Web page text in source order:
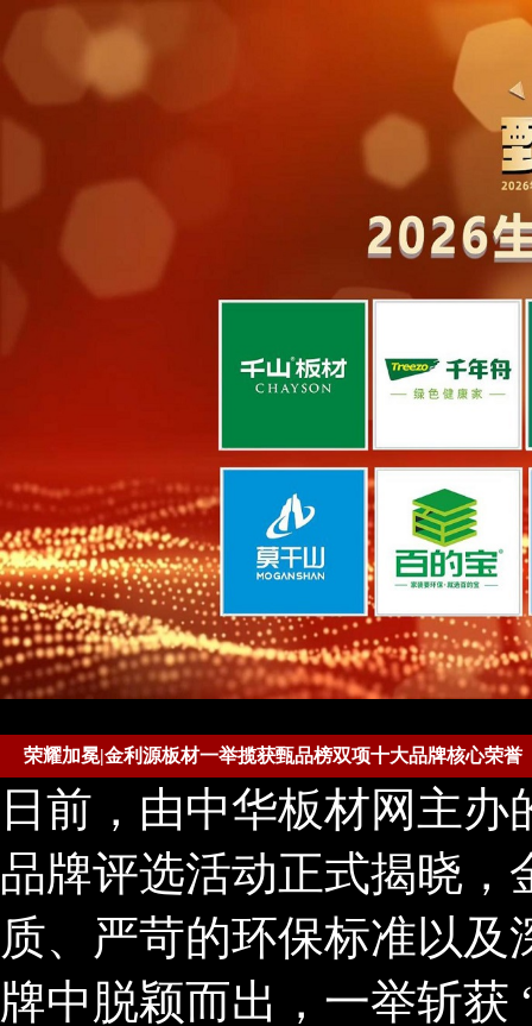
荣耀加冕|金利源板材一举揽获甄品榜双项十大品牌核心荣誉
日前，由中华板材网主办
品牌评选活动正式揭晓
质、严苛的环保标准以
牌中脱颖而出，一举斩获